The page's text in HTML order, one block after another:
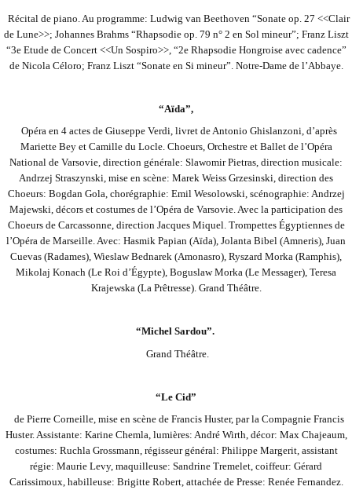
Récital de piano. Au programme: Ludwig van Beethoven “Sonate op. 27 <<Clair
de Lune>>; Johannes Brahms “Rhapsodie op. 79 n° 2 en Sol mineur”; Franz Liszt
“3e Etude de Concert <<Un Sospiro>>, “2e Rhapsodie Hongroise avec cadence”
de Nicola Céloro; Franz Liszt “Sonate en Si mineur”. Notre-Dame de l’Abbaye.
“Aïda”,
Opéra en 4 actes de Giuseppe Verdi, livret de Antonio Ghislanzoni, d’après
Mariette Bey et Camille du Locle. Choeurs, Orchestre et Ballet de l’Opéra
National de Varsovie, direction générale: Slawomir Pietras, direction musicale:
Andrzej Straszynski, mise en scène: Marek Weiss Grzesinski, direction des
Choeurs: Bogdan Gola, chorégraphie: Emil Wesolowski, scénographie: Andrzej
Majewski, décors et costumes de l’Opéra de Varsovie. Avec la participation des
Choeurs de Carcassonne, direction Jacques Miquel. Trompettes Égyptiennes de
l’Opéra de Marseille. Avec: Hasmik Papian (Aïda), Jolanta Bibel (Amneris), Juan
Cuevas (Radames), Wieslaw Bednarek (Amonasro), Ryszard Morka (Ramphis),
Mikolaj Konach (Le Roi d’Égypte), Boguslaw Morka (Le Messager), Teresa
Krajewska (La Prêtresse). Grand Théâtre.
“Michel Sardou”.
Grand Théâtre.
“Le Cid”
de Pierre Corneille, mise en scène de Francis Huster, par la Compagnie Francis
Huster. Assistante: Karine Chemla, lumières: André Wirth, décor: Max Chajeaum,
costumes: Ruchla Grossmann, régisseur général: Philippe Margerit, assistant
régie: Maurie Levy, maquilleuse: Sandrine Tremelet, coiffeur: Gérard
Carissimoux, habilleuse: Brigitte Robert, attachée de Presse: Renée Fernandez.